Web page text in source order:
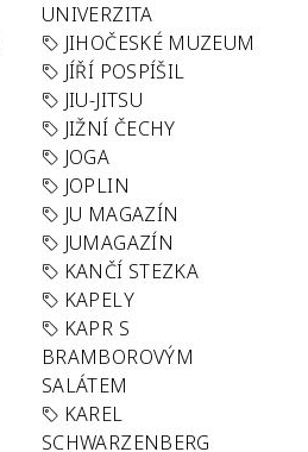
UNIVERZITA
JIHOČESKÉ MUZEUM
JÍŘÍ POSPÍŠIL
JIU-JITSU
JIŽNÍ ČECHY
JOGA
JOPLIN
JU MAGAZÍN
JUMAGAZÍN
KANČÍ STEZKA
KAPELY
KAPR S
BRAMBOROVÝM
SALÁTEM
KAREL
SCHWARZENBERG